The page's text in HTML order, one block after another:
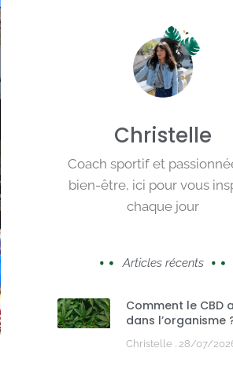
Christelle
Coach sportif et
bien-être, ici pour vous
chaque jour
Articles récents
Comment le CBD
dans l’organisme
Christelle 28/07/